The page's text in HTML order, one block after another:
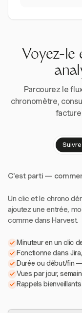
Voyez-le
Parcourez le
chronomètre,
Suivre
C'est parti —
Un clic et le chrono
ajoutez une entrée,
comme dans Harvest.
Minuteur en un clic
Fonctionne dans
Durée ou début/fin
Vues par jour,
Rappels